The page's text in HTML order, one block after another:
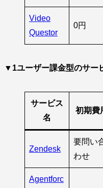
Video
Questor
0円
▼1ユーザー課金型のサー
サービス
名
初期費
Zendesk
要問い
わせ
Agentforc